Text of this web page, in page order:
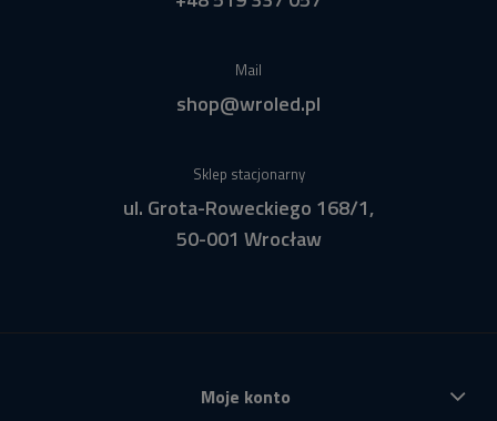
Mail
shop@wroled.pl
Sklep stacjonarny
ul. Grota-Roweckiego 168/1,
50-001 Wrocław
Moje konto